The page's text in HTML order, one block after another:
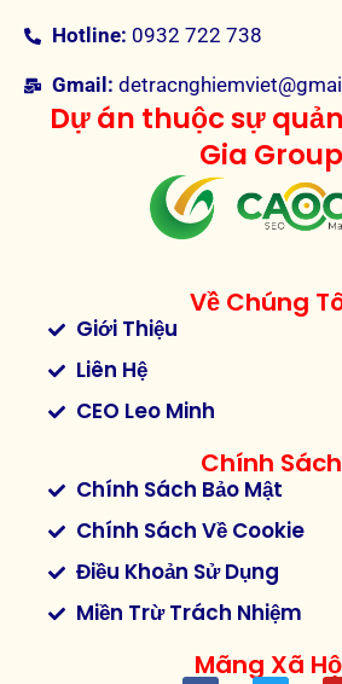
Hotline: 0932 722 738
Gmail:
Dự án thuộc sự
Gia Group
Về Chúng
Giới Thiệu
Liên Hệ
CEO Leo Minh
Chính Sách
Chính Sách Bảo Mật
Chính Sách Về Cookie
Điều Khoản Sử Dụng
Miền Trừ Trách Nhiệm
Mãng Xã